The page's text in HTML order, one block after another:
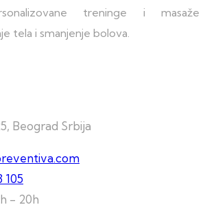
treninge i masaže
tela i smanjenje bolova.
Beograd Srbija
105
- 20h